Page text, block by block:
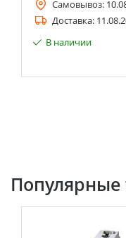
Самовывоз:
Доставка:
В наличии
Популярные